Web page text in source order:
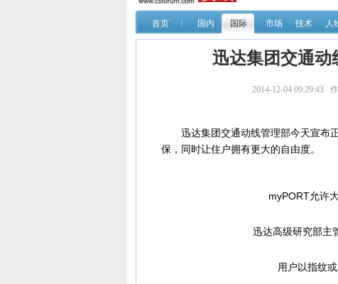
首页 国内 国际 市场 技术 人
迅达集团交通动
2014-12-04 09:29:43
迅达集团交通动线管理部今天宣布正
保，同时让住户拥有更大的自由度。
myPORT允许大
迅达高级研究部主管
用户以指纹或